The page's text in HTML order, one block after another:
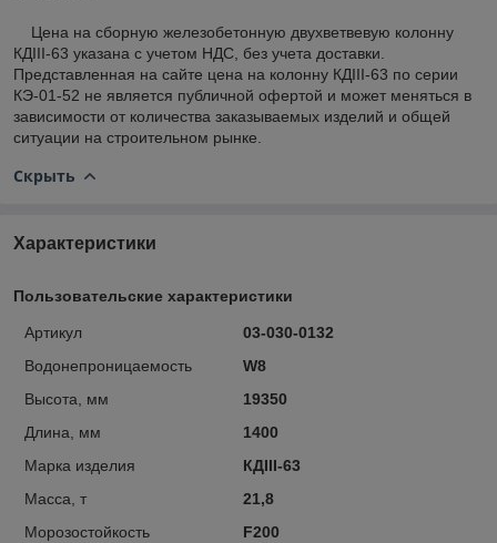
Цена на сборную железобетонную двухветвевую колонну
КДIII-63 указана с учетом НДС, без учета доставки.
Представленная на сайте цена на колонну КДIII-63 по серии
КЭ-01-52 не является публичной офертой и может меняться в
зависимости от количества заказываемых изделий и общей
ситуации на строительном рынке.
Скрыть
Характеристики
Пользовательские характеристики
Артикул
03-030-0132
Водонепроницаемость
W8
Высота, мм
19350
Длина, мм
1400
Марка изделия
КДIII-63
Масса, т
21,8
Морозостойкость
F200